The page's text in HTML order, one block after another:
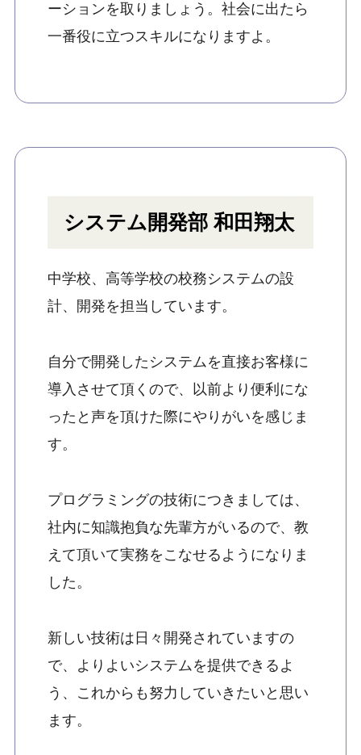
ーションを取りましょう。社会に出たら
一番役に立つスキルになりますよ。
システム開発部 和田翔太
中学校、高等学校の校務システムの設
計、開発を担当しています。
自分で開発したシステムを直接お客様に
導入させて頂くので、以前より便利にな
ったと声を頂けた際にやりがいを感じま
す。
プログラミングの技術につきましては、
社内に知識抱負な先輩方がいるので、教
えて頂いて実務をこなせるようになりま
した。
新しい技術は日々開発されていますの
で、よりよいシステムを提供できるよ
う、これからも努力していきたいと思い
ます。